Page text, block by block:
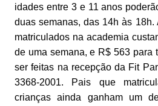
idades entre 3 e 11 anos
duas semanas, das 14h às
matriculados na academia
de uma semana, e R$ 563 para
ser feitas na recepção da Fit
3368-2001. Pais que
crianças ainda ganham um